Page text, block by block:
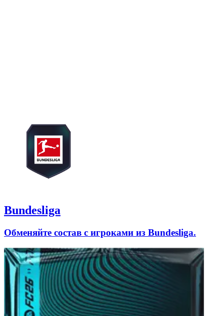
Bundesliga
Обменяйте состав с игроками из Bundesliga.